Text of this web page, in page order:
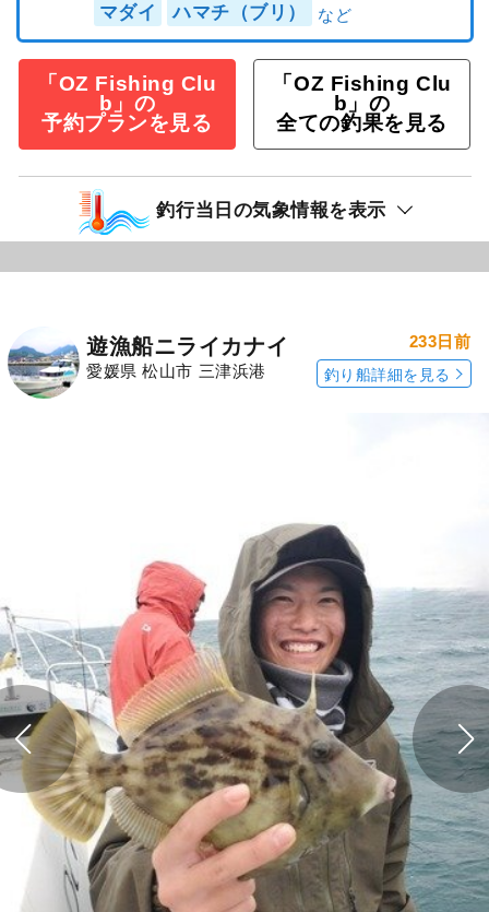
マダイ ハマチ（ブリ）
「OZ Fishing Clu
b」の
予約プランを見る
「OZ Fishing Clu
b」の
全ての釣果を見る
釣行当日の気象情報を表示
遊漁船ニライカナイ
愛媛県 松山市 三津浜港
233日前
釣り船詳細を見る